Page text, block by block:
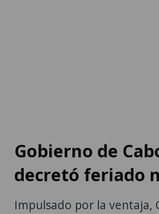
Gobierno de
decretó feriado
Impulsado por la ventaja,